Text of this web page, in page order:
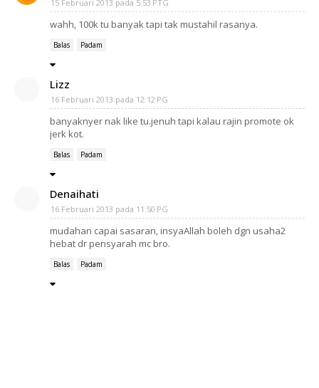
15 Februari 2013 pada 5:53 PTG
wahh, 100k tu banyak tapi tak mustahil rasanya.
Balas Padam
Lizz
16 Februari 2013 pada 12:12 PG
banyaknyer nak like tu.jenuh tapi kalau rajin promote ok
jerk kot.
Balas Padam
Denaihati
16 Februari 2013 pada 11:50 PG
mudahan capai sasaran, insyaAllah boleh dgn usaha2
hebat dr pensyarah mc bro.
Balas Padam